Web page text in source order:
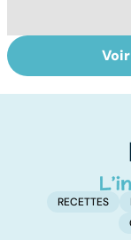
d'ovocytes,
RECETTES